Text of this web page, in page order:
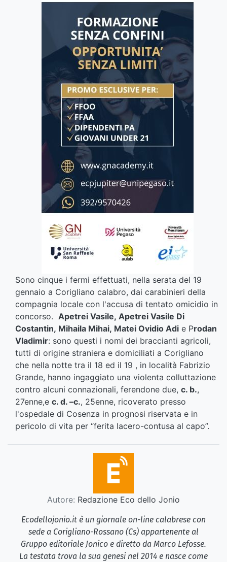
Sono cinque i fermi effettuati, nella serata del 19
gennaio a Corigliano calabro, dai carabinieri della
compagnia locale con l'accusa di tentato omicidio in
concorso. Apetrei Vasile, Apetrei Vasile Di
Costantin, Mihaila Mihai, Matei Ovidio Adi e Prodan
Vladimir: sono questi i nomi dei braccianti agricoli,
tutti di origine straniera e domiciliati a Corigliano
che nella notte tra il 18 ed il 19 , in località Fabrizio
Grande, hanno ingaggiato una violenta colluttazione
contro alcuni connazionali, ferendone due, c. b.,
27enne,e c. d. –c., 25enne, ricoverato presso
l'ospedale di Cosenza in prognosi riservata e in
pericolo di vita per “ferita lacero-contusa al capo”.
Autore: Redazione Eco dello Jonio
Ecodellojonio.it è un giornale on-line calabrese con
sede a Corigliano-Rossano (Cs) appartenente al
Gruppo editoriale Jonico e diretto da Marco Lefosse.
La testata trova la sua genesi nel 2014 e nasce come